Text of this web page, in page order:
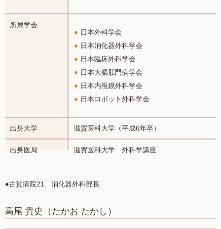
所属学会
日本外科学会
日本消化器外科学会
日本臨床外科学会
日本大腸肛門病学会
日本内視鏡外科学会
日本ロボット外科学会
出身大学 滋賀医科大学（平成6年卒）
出身医局 滋賀医科大学 外科学講座
●古賀病院21 消化器外科部長
高尾 貴史 （たかお たかし）